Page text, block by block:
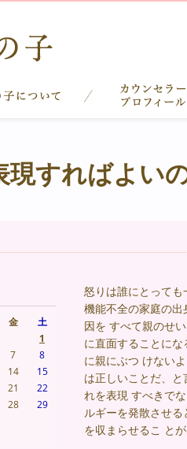
現すればよい
怒りは誰にとって
機能不全の家庭の
因を すべて親のせ
に直面することに
に親にぶつ けない
は正しいことだ、
れを表現 すべきで
ルギーを発散させ
を収まらせるこ と
金 土
1
7
8
14
15
21
22
28
29